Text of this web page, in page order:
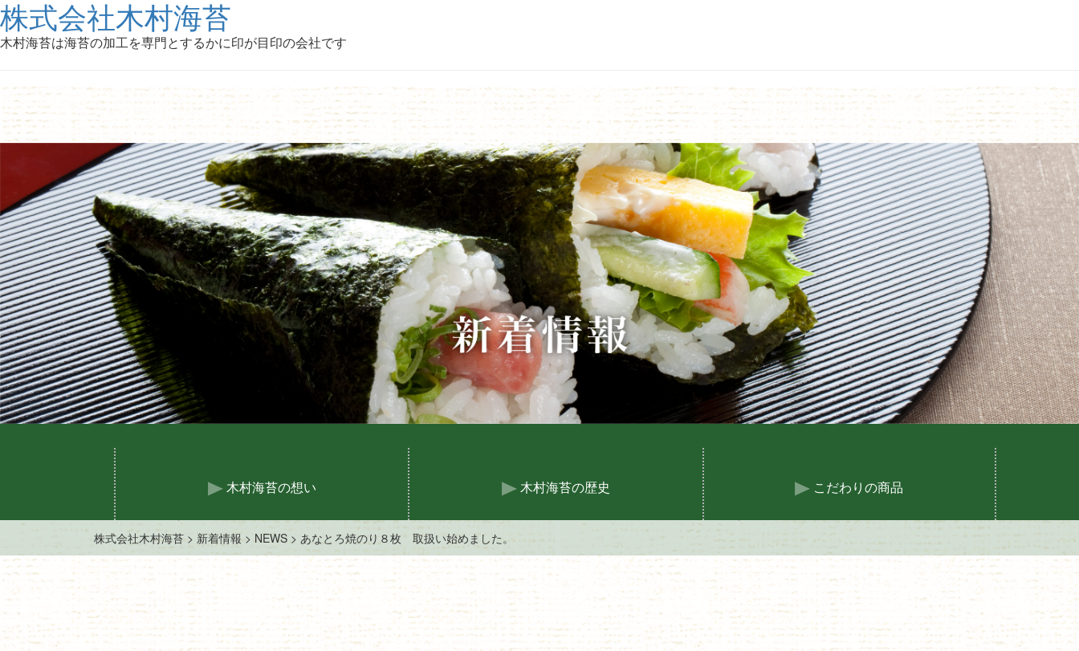
株式会社木村海苔
木村海苔は海苔の加工を専門とするかに印が目印の会社です
木村海苔の想い 木村海苔の歴史 こだわりの商品
株式会社木村海苔 > 新着情報 > NEWS > あなとろ焼のり８枚 取扱い始めました。